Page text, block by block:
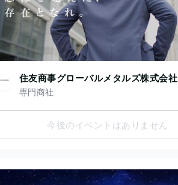
住友商事グローバルメタルズ株式会社
専門商社
今後のイベントはありません